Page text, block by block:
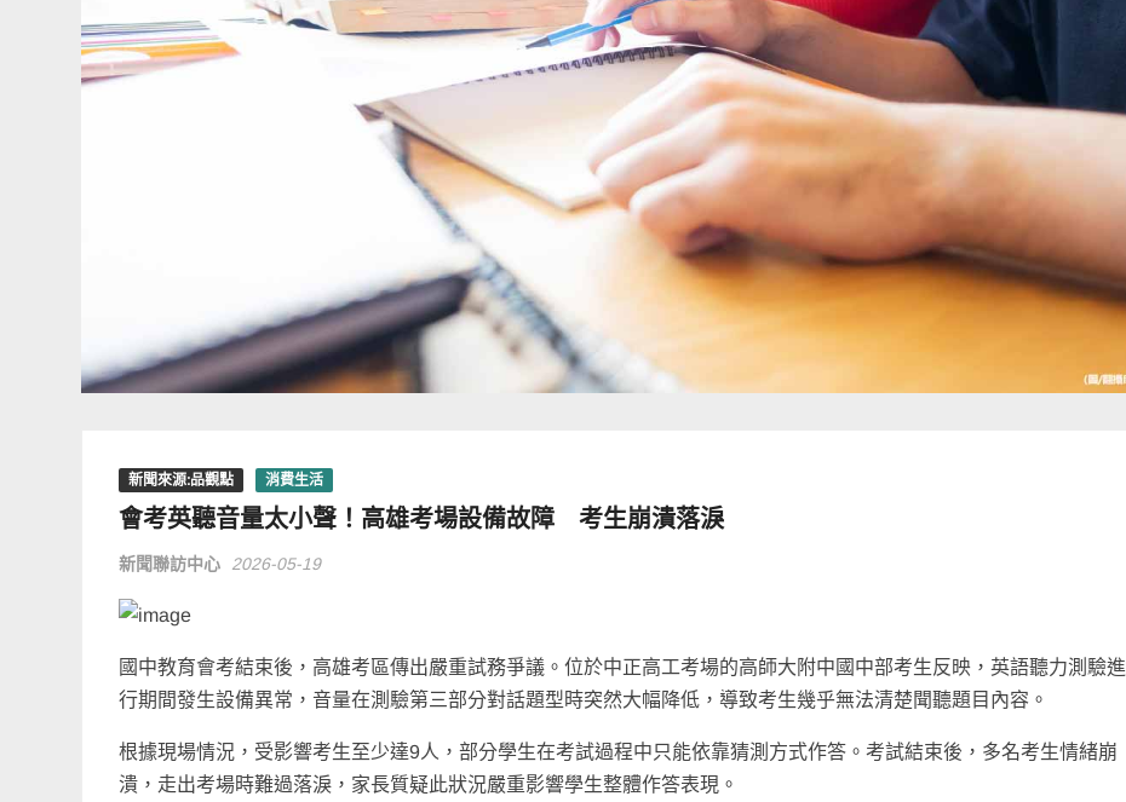
新聞來源:品觀點 消費生活
會考英聽音量太小聲！高雄考場設備故障 考生崩潰落淚
新聞聯訪中心 2026-05-19
國中教育會考結束後，高雄考區傳出嚴重試務爭議。位於中正高工考場的高師大附中國中部考生反映，英語聽力測驗進
行期間發生設備異常，音量在測驗第三部分對話題型時突然大幅降低，導致考生幾乎無法清楚聞聽題目內容。
根據現場情況，受影響考生至少達9人，部分學生在考試過程中只能依靠猜測方式作答。考試結束後，多名考生情緒崩
潰，走出考場時難過落淚，家長質疑此狀況嚴重影響學生整體作答表現。